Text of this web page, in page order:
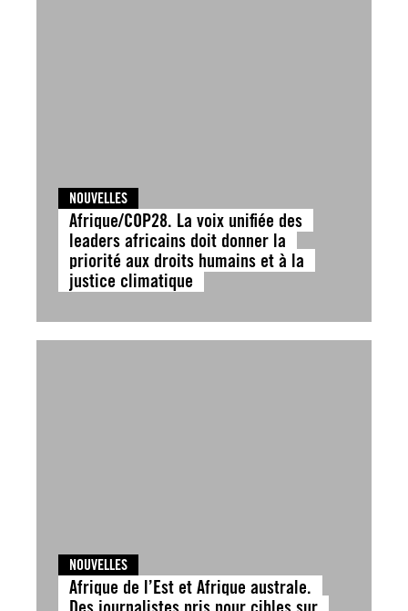
NOUVELLES
Afrique/COP28. La voix unifiée des
leaders africains doit donner la
priorité aux droits humains et à la
justice climatique
NOUVELLES
Afrique de l’Est et Afrique australe.